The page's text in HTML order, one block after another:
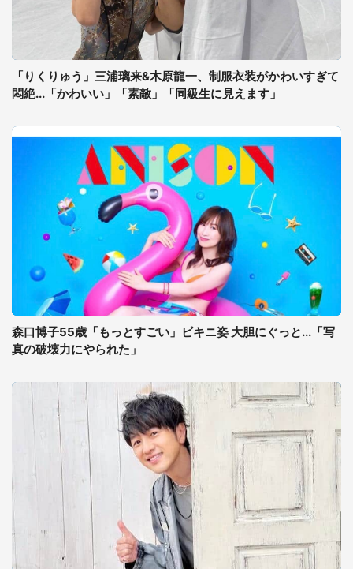
「りくりゅう」三浦璃来&木原龍一、制服衣装がかわいすぎて
悶絶...「かわいい」「素敵」「同級生に見えます」
森口博子55歳「もっとすごい」ビキニ姿 大胆にぐっと...「写
真の破壊力にやられた」